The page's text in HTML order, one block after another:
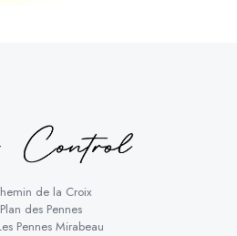
de la Croix
des Pennes
Pennes Mirabeau